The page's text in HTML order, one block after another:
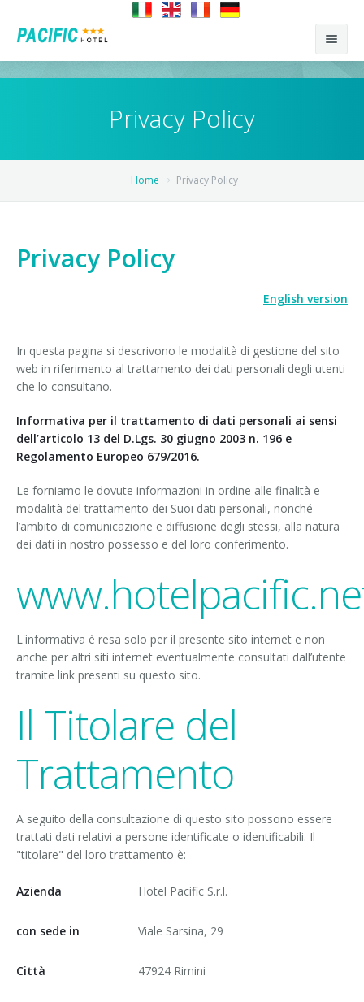
Home
Contatti
Recensioni
Privacy Policy
Home Privacy Policy
Privacy Policy
English version
In questa pagina si descrivono le modalità di gestione del sito
web in riferimento al trattamento dei dati personali degli utenti
che lo consultano.
Informativa per il trattamento di dati personali ai sensi
dell’articolo 13 del D.Lgs. 30 giugno 2003 n. 196 e
Regolamento Europeo 679/2016.
Le forniamo le dovute informazioni in ordine alle finalità e
modalità del trattamento dei Suoi dati personali, nonché
l’ambito di comunicazione e diffusione degli stessi, alla natura
dei dati in nostro possesso e del loro conferimento.
L'informativa è resa solo per il presente sito internet e non
anche per altri siti internet eventualmente consultati dall’utente
tramite link presenti su questo sito.
Il Titolare del
Trattamento
A seguito della consultazione di questo sito possono essere
trattati dati relativi a persone identificate o identificabili. Il
"titolare" del loro trattamento è:
Azienda Hotel Pacific S.r.l.
con sede in Viale Sarsina, 29
Città 47924 Rimini